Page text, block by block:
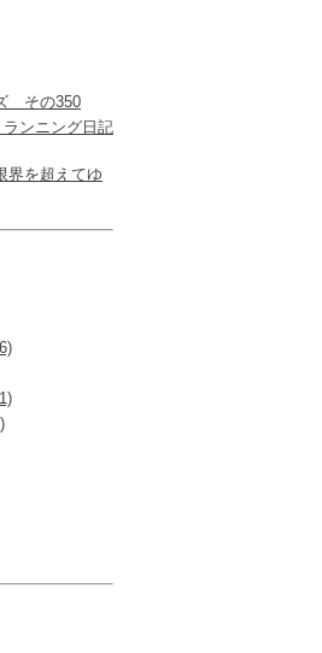
その350
ンニング日記
界を超えてゆ